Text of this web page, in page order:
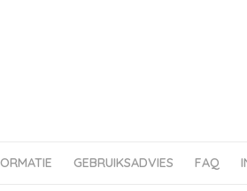
GEBRUIKSADVIES FAQ